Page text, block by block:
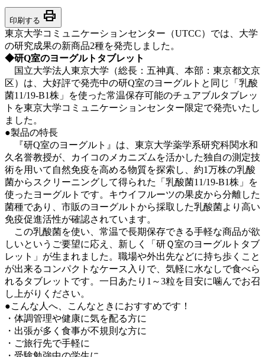
印刷する print
東京大学コミュニケーションセンター（UTCC）では、大学
の研究成果の新商品2種を発売しました。
◆研Q室のヨーグルトタブレット
国立大学法人東京大学（総長：五神真、本部：東京都文京
区）は、大好評で発売中の研Q室のヨーグルトと同じ「乳酸
菌11/19-B1株」を使った常温保存可能のチュアブルタブレッ
トを東京大学コミュニケーションセンター限定で発売いたし
ました。
●製品の特長
『研Q室のヨーグルト』は、東京大学薬学系研究科関水和
久名誉教授が、カイコのメカニズムを活かした独自の測定技
術を用いて自然免疫を高める物質を探索し、約1万株の乳酸
菌からスクリーニングして得られた「乳酸菌11/19-B1株」を
使ったヨーグルトです。キウイフルーツの果皮から分離した
菌種であり、市販のヨーグルトから採取した乳酸菌より高い
免疫促進活性が確認されています。
この乳酸菌を使い、常温で長期保存できる手軽な商品が欲
しいというご要望に応え、新しく「研Ｑ室のヨーグルトタブ
レット」が生まれました。職場や外出先などに持ち歩くこと
が出来るコンパクトなケース入りで、気軽に水なしで食べら
れるタブレットです。一日あたり1～3粒を目安に噛んでお召
し上がりください。
●こんな人へ、こんなときにおすすめです！
・体調管理や健康に気を配る方に
・出張が多く食事が不規則な方に
・ご旅行先で手軽に